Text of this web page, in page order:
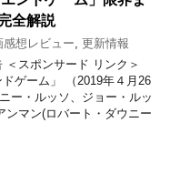
全解説
感想レビュー 更新情報
＜スポンサード リンク＞
ドゲーム」 （2019年４月26
ー・ルッソ、ジョー・ルッ
ンマン(ロバート・ダウニー